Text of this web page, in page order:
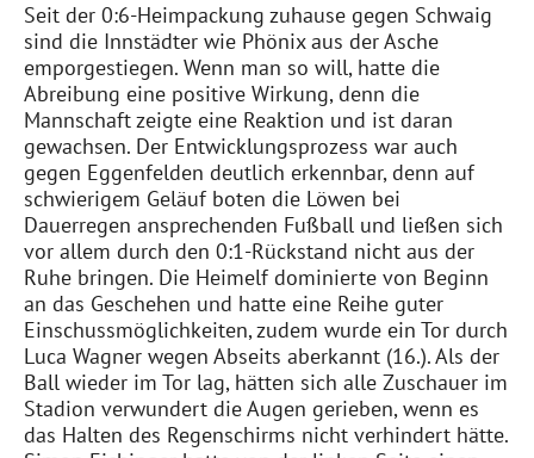
Seit der 0:6-Heimpackung zuhause gegen Schwaig
sind die Innstädter wie Phönix aus der Asche
emporgestiegen. Wenn man so will, hatte die
Abreibung eine positive Wirkung, denn die
Mannschaftzeigte eine Reaktion und ist daran
gewachsen. Der Entwicklungsprozess war auch
gegen Eggenfelden deutlich erkennbar, denn auf
schwierigem Geläuf boten die Löwen bei
Dauerregen ansprechenden Fußball und ließen sich
vor allem durch den 0:1-Rückstand nicht aus der
Ruhe bringen. Die Heimelf dominierte von Beginn
an das Geschehen und hatte eine Reihe guter
Einschussmöglichkeiten, zudem wurde ein Tor durch
Luca Wagner wegen Abseits aberkannt (16.). Als der
Ball wieder im Tor lag, hätten sich alle Zuschauer im
Stadion verwundert die Augen gerieben, wenn es
das Halten des Regenschirms nicht verhindert hätte.